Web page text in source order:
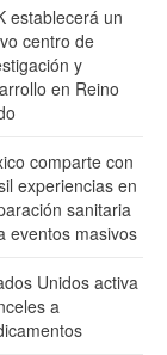
establecerá un
centro de
y
en Reino
comparte con
experiencias en
sanitaria
eventos masivos
Unidos activa
a